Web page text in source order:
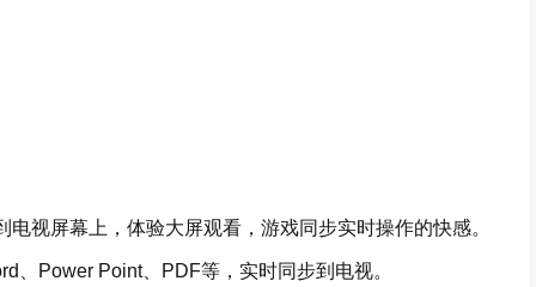
屏幕上，体验大屏观看，游戏同步实时操作的快感。
Power Point、PDF等，实时同步到电视。